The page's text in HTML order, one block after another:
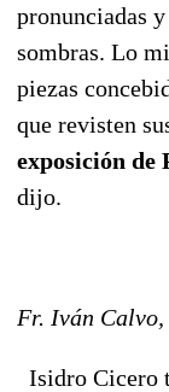
pronunciadas
sombras. Lo
piezas
que revisten
exposición de
dijo.
Fr. Iván
Isidro Cicero